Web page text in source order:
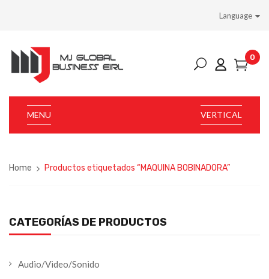
Language
0
VERTICAL
MENU
Home Productos etiquetados “MAQUINA BOBINADORA”
CATEGORÍAS DE PRODUCTOS
Audio/Video/Sonido